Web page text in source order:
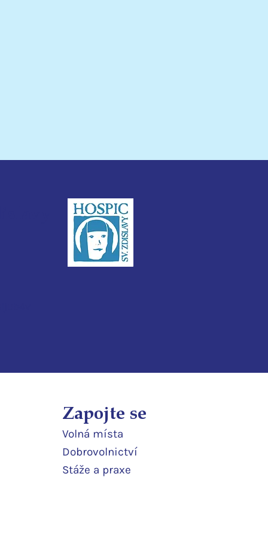
Zapojte se
Volná místa
Dobrovolnictví
Stáže a praxe